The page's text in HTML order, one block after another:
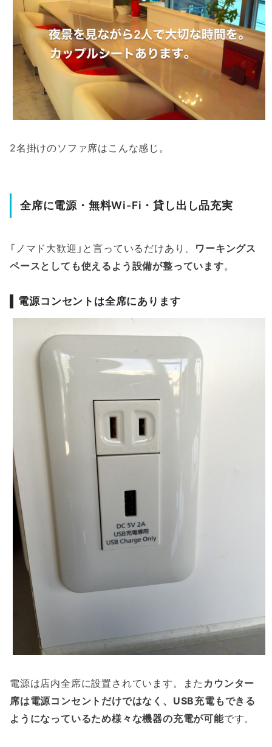
2名掛けのソファ席はこんな感じ。
全席に電源・無料Wi-Fi・貸し出し品充実
「ノマド大歓迎」と言っているだけあり、 ワーキングス
ペースとしても使えるよう設備が整っています。
電源コンセントは全席にあります
電源は店内全席に設置されています。また カウンター
席は電源コンセントだけではなく、USB充電もできる
ようになっているため様々な機器の充電が可能です。